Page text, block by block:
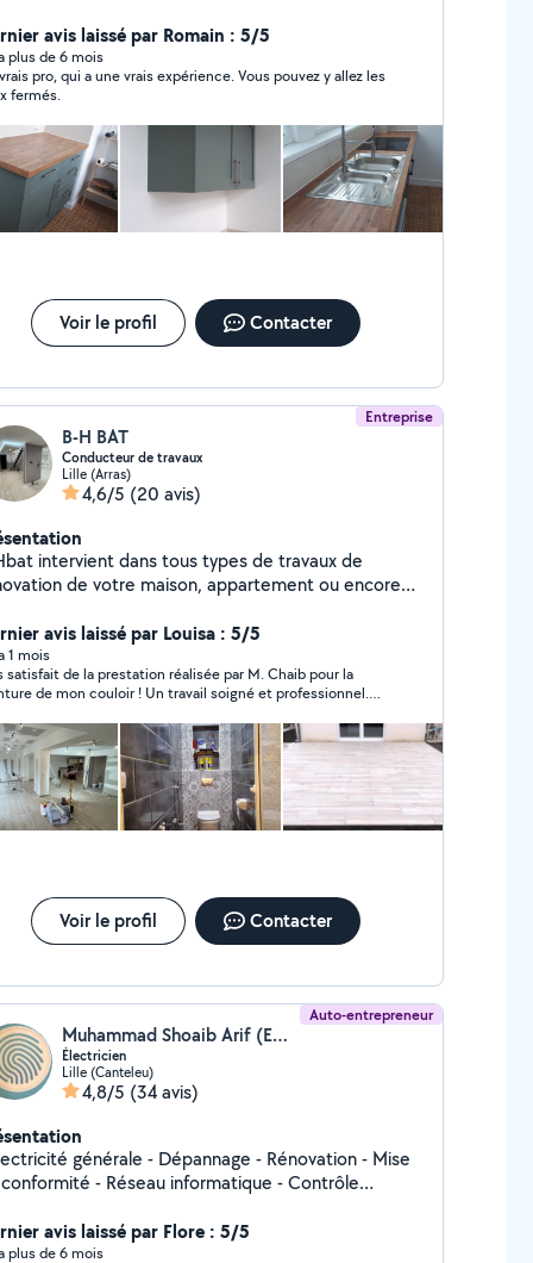
avis laissé par Romain : 5/5
plus de 6 mois
pro, qui a une vrais expérience. Vous pouvez y allez les
fermés.
Voir le profil Contacter
Entreprise
B-H BAT
Conducteur de travaux
Lille (Arras)
4,6/5 (20 avis)
intervient dans tous types de travaux de
de votre maison, appartement ou encore
Jointure Revêtement de sol
+ carrelage) extension maison Maçonnerie
et pose de fenêtres sur mesure
avis laissé par Louisa : 5/5
1 mois
satisfait de la prestation réalisée par M. Chaib pour la
de mon couloir ! Un travail soigné et professionnel.
propre. M. Chaib est en plus très sympathique, à l'écoute
bon conseil. Je recommande vivement ce professionnel.
M. Chaib.
Voir le profil Contacter
Auto-entrepreneur
Muhammad Shoaib Arif (Empreinte elec)
Électricien
Lille (Canteleu)
4,8/5 (34 avis)
générale - Dépannage - Rénovation - Mise
- Réseau informatique - Contrôle
avis laissé par Flore : 5/5
plus de 6 mois